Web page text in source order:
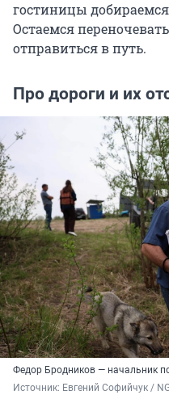
гостиницы
Остаемся
отправиться в путь.
Про дороги и их
Федор Бродников — начальник
Источник: Евгений Софийчук /